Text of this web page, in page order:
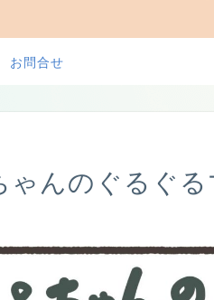
お問合せ
ゃんのぐるぐ